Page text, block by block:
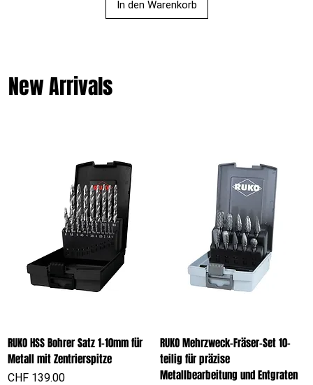
New Arrivals
RUKO HSS Bohrer Satz 1-10mm für
Metall mit Zentrierspitze
Preis
CHF 139.00
RUKO Mehrzweck-Fräser-Set 10-
teilig für präzise
Metallbearbeitung und Entgraten
In den Warenkorb